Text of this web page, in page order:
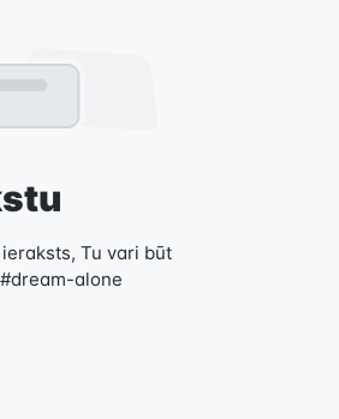
Tu vari būt
alone